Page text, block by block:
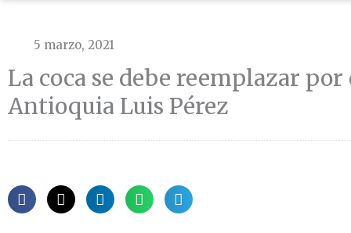
5 marzo, 2021
La coca se debe reemplazar
Antioquia Luis Pérez